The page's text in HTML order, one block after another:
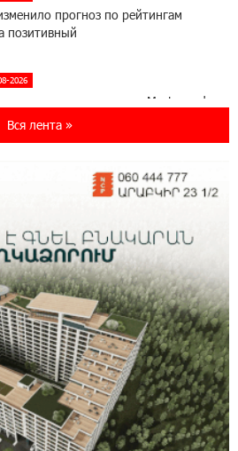
прогноз по рейтингам
позитивный
2026
новую карту Mastercard
для путешествий и
дикой природы в Гнишике с
2026
обеспечат круглосуточный
дикой природы в Гнишике с
2026
- рядом со стартапами на
Summit
Вся лента »